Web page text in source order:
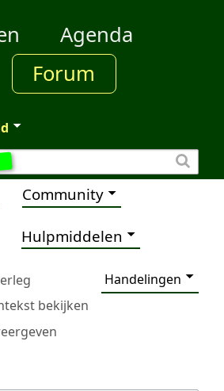
Agenda
Forum
Community
Hulpmiddelen
Handelingen
bekijken